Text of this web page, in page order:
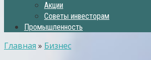
Акции
Советы инвесторам
Промышленность
Главная » Бизнес